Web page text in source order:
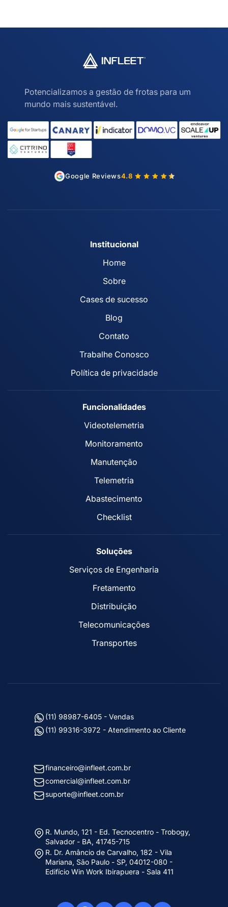
Potencializamos a gestão de frotas para um
mundo mais sustentável.
Google Reviews4.8
Institucional
Home
Sobre
Cases de sucesso
Blog
Contato
Trabalhe Conosco
Política de privacidade
Funcionalidades
Videotelemetria
Monitoramento
Manutenção
Telemetria
Abastecimento
Checklist
Soluções
Serviços de Engenharia
Fretamento
Distribuição
Telecomunicações
Transportes
(11) 98987-6405 - Vendas
(11) 99316-3972 - Atendimento ao Cliente
financeiro@infleet.com.br
comercial@infleet.com.br
suporte@infleet.com.br
R. Mundo, 121 - Ed. Tecnocentro - Trobogy,
Salvador - BA, 41745-715
R. Dr. Amâncio de Carvalho, 182 - Vila
Mariana, São Paulo - SP, 04012-080 -
Edifício Win Work Ibirapuera - Sala 411